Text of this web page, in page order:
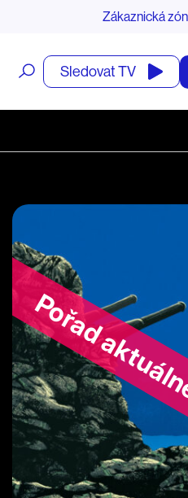
Zákaznická
Otevřít
vyhledávání
Sledovat TV
Pořad